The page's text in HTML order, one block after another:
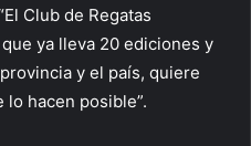
Club de Regatas
ya lleva 20 ediciones y
y el país, quiere
lo hacen posible”.